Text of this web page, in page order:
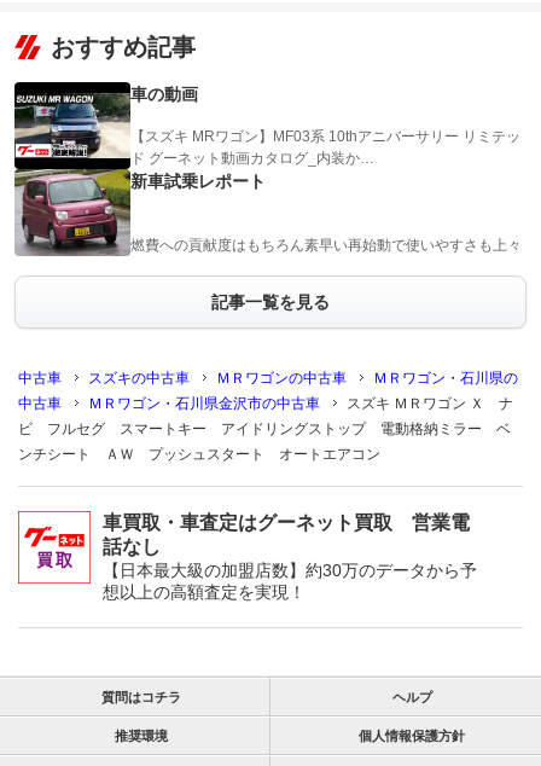
おすすめ記事
車の動画
【スズキ MRワゴン】MF03系 10thアニバーサリー リミテッ
ド グーネット動画カタログ_内装か…
新車試乗レポート
燃費への貢献度はもちろん素早い再始動で使いやすさも上々
記事一覧を見る
中古車 スズキの中古車 ＭＲワゴンの中古車
ＭＲワゴン・石川県の
中古車
ＭＲワゴン・石川県金沢市の中古車
スズキ ＭＲワゴン Ｘ ナ
ビ フルセグ スマートキー アイドリングストップ 電動格納ミラー ベ
ンチシート ＡＷ プッシュスタート オートエアコン
車買取・車査定はグーネット買取 営業電
話なし
【日本最大級の加盟店数】約30万のデータから予
想以上の高額査定を実現！
質問はコチラ ヘルプ
推奨環境 個人情報保護方針